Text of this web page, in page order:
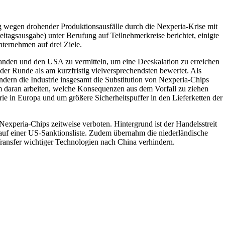
drohender Produktionsausfälle durch die Nexperia-Krise mit
unter Berufung auf Teilnehmerkreise berichtet, einigte
auf drei Ziele.
und den USA zu vermitteln, um eine Deeskalation zu erreichen
Runde als am kurzfristig vielversprechendsten bewertet. Als
die Industrie insgesamt die Substitution von Nexperia-Chips
arbeiten, welche Konsequenzen aus dem Vorfall zu ziehen
in Europa und um größere Sicherheitspuffer in den Lieferketten der
Chips zeitweise verboten. Hintergrund ist der Handelsstreit
einer US-Sanktionsliste. Zudem übernahm die niederländische
wichtiger Technologien nach China verhindern.